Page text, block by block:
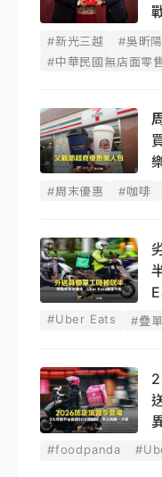
#新光三越
#吳昕陽
#中華民國無店面零
#周末優惠 #咖啡
#Uber Eats #疊單
#foodpanda